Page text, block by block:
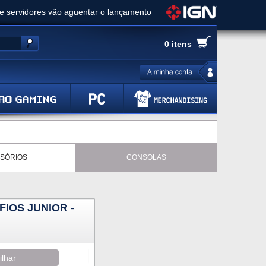
servidores vão aguentar o lançamento
cópias e vai receber novo conteúdo
Ghost of Yotei - Análise
Gear Solid Delta: Snake Eater - Análise
anuncia livestream para o Fallout Day
0 itens
CONSOLAS
JUNIOR -